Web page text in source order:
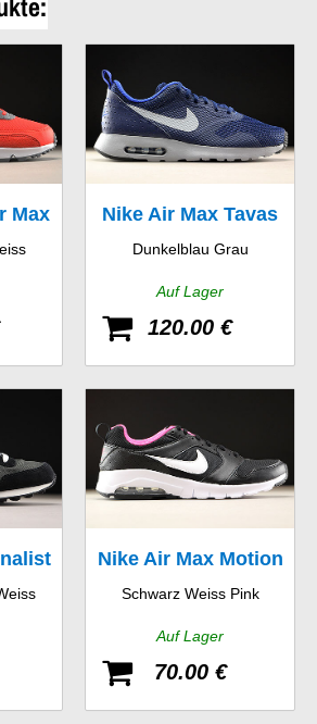
Max
Nike Air Max Tavas
Dunkelblau Grau
Auf Lager
120.00 €
Nike Air Max Motion
GS
Schwarz Weiss Pink
Auf Lager
70.00 €